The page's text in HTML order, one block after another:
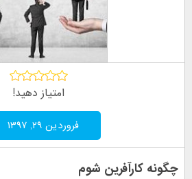
امتیاز دهید!
فروردین ۲۹, ۱۳۹۷
چگونه کارآفرین شوم